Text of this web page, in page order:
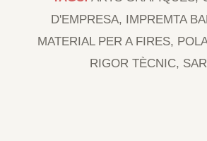
D'EMPRESA, IMPREMTA
MATERIAL PER A FIRES,
RIGOR TÈCNIC,